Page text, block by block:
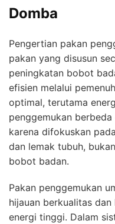
Domba
Pengertian pakan
pakan yang disusun
peningkatan bobot
efisien melalui
optimal, terutama
penggemukan
karena difokuskan
dan lemak tubuh,
bobot badan.
Pakan penggemukan
hijauan berkualitas
energi tinggi. Dalam